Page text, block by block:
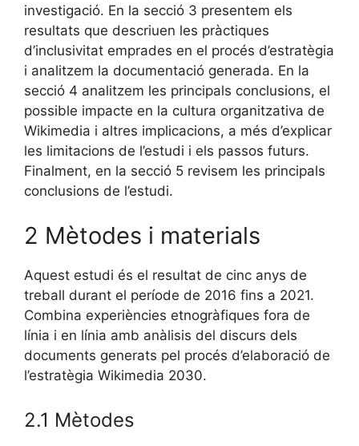
investigació. En la secció 3 presentem els
resultats que descriuen les pràctiques
d’inclusivitat emprades en el procés d’estratègia
i analitzem la documentació generada. En la
secció 4 analitzem les principals conclusions, el
possible impacte en la cultura organitzativa de
Wikimedia i altres implicacions, a més d’explicar
les limitacions de l’estudi i els passos futurs.
Finalment, en la secció 5 revisem les principals
conclusions de l’estudi.
2 Mètodes i materials
Aquest estudi és el resultat de cinc anys de
treball durant el període de 2016 fins a 2021.
Combina experiències etnogràfiques fora de
línia i en línia amb anàlisis del discurs dels
documents generats pel procés d’elaboració de
l’estratègia Wikimedia 2030.
2.1 Mètodes